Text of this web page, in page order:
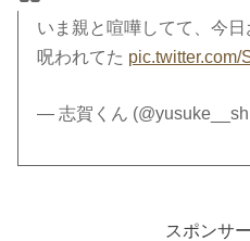
いま親と喧嘩してて、今
呪われてた pic.twitter.com/
— 志賀くん
スポンサ